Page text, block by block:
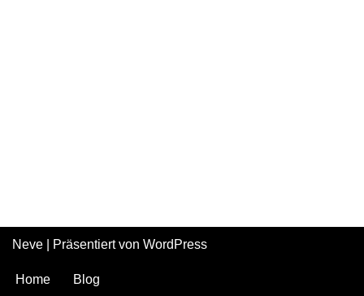
Neve | Präsentiert von WordPress
Home Blog